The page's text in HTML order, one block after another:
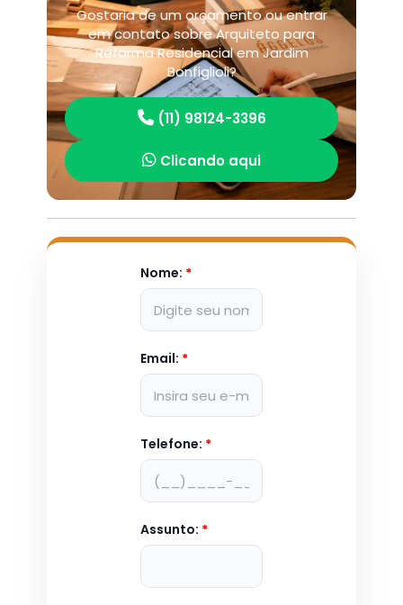
Gostaria de um orçamento ou entrar
em contato sobre Arquiteto para
Reforma Residencial em Jardim
Bonfiglioli?
(11) 98124-3396
Clicando aqui
Nome: *
Email: *
Telefone: *
Assunto: *